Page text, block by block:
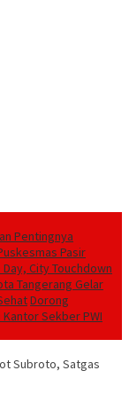
Pentingnya
Pasir
Day, City Touchdown
Tangerang Gelar
Dorong
Sekber PWI
Subroto, Satgas